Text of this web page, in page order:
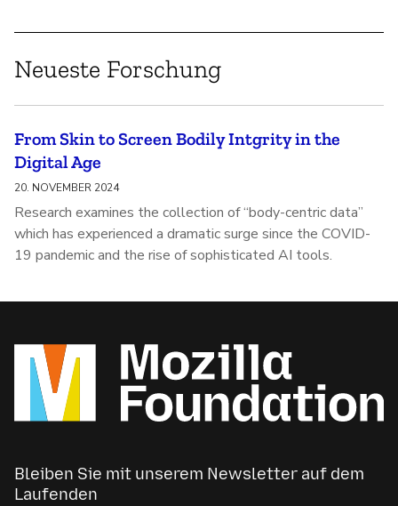
Neueste Forschung
From Skin to Screen Bodily Intgrity in the
Digital Age
20. NOVEMBER 2024
Research examines the collection of “body-centric data”
which has experienced a dramatic surge since the COVID-
19 pandemic and the rise of sophisticated AI tools.
Bleiben Sie mit unserem Newsletter auf dem
Laufenden